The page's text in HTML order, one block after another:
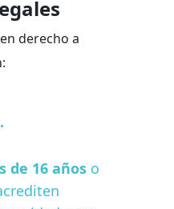
derecho a
de 16 años o